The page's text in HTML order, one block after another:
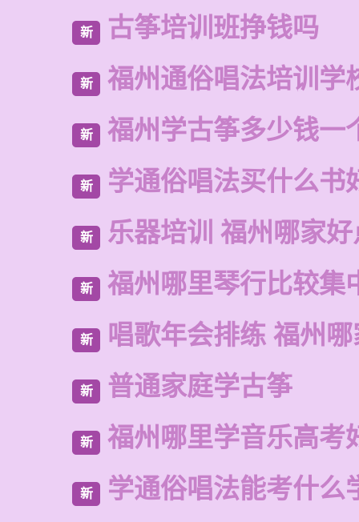
新 古筝培训班挣钱吗
新 福州通俗唱法培训学
新 福州学古筝多少钱一
新 学通俗唱法买什么书
新 乐器培训 福州哪家
新 福州哪里琴行比较集
新 唱歌年会排练 福州
新 普通家庭学古筝
新 福州哪里学音乐高考
新 学通俗唱法能考什么